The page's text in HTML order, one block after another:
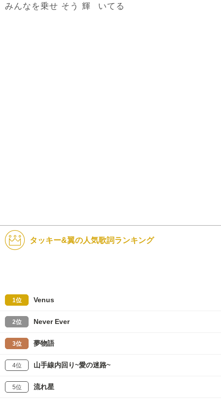
みんなを乗せ そう 輝 いてる
タッキー&翼の人気歌詞ランキング
1位 Venus
2位 Never Ever
3位 夢物語
4位 山手線内回り~愛の迷路~
5位 流れ星